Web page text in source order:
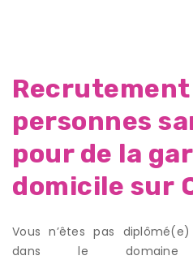
Recrutement
personnes
pour de la
domicile sur
Vous n’êtes pas
dans le